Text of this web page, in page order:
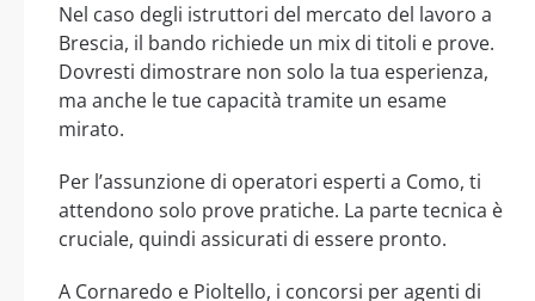
Nel caso degli istruttori del mercato del lavoro a
Brescia, il bando richiede un mix di titoli e prove.
Dovresti dimostrare non solo la tua esperienza,
ma anche le tue capacità tramite un esame
mirato.
Per l’assunzione di operatori esperti a Como, ti
attendono solo prove pratiche. La parte tecnica è
cruciale, quindi assicurati di essere pronto.
A Cornaredo e Pioltello, i concorsi per agenti di